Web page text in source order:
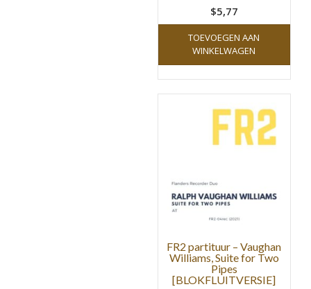
$5,77
TOEVOEGEN AAN
WINKELWAGEN
FR2 partituur – Vaughan
Williams, Suite for Two
Pipes
[BLOKFLUITVERSIE]